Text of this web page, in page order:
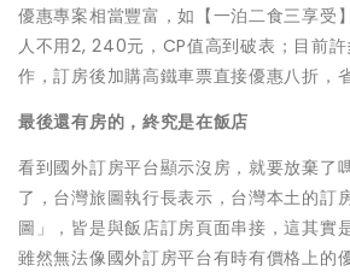
優惠專案相當豐富，如【一泊二食三享受
人不用2, 240元，CP值高到破表；目前
作，訂房後加購高鐵車票直接優惠八折，
最後還有房的，終究是在飯店
看到國外訂房平台顯示沒房，就要放棄了
了，台灣旅圖執行長表示，台灣本土的訂
圖」，皆是與飯店訂房頁面串接，這其實
雖然無法像國外訂房平台有時有價格上的